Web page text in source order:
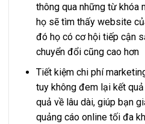
thông qua những từ khóa
họ sẽ tìm thấy website
đó họ có cơ hội tiếp cận
chuyển đổi cũng cao hơn
Tiết kiệm chi phí
tuy không đem lại kết
quả về lâu dài, giúp bạn
quảng cáo online tối đa